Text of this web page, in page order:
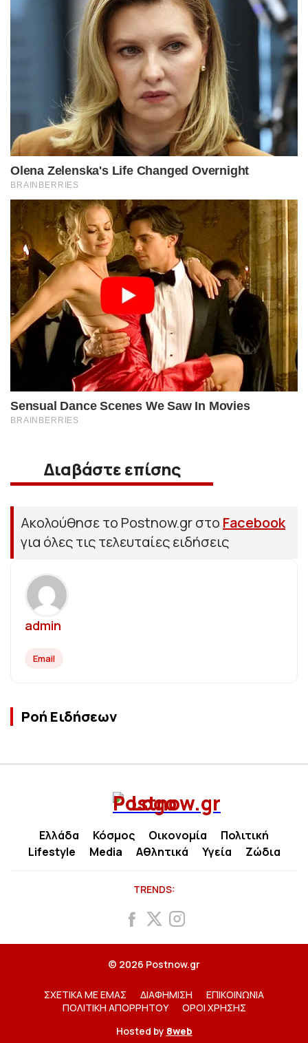
Διαβάστε επίσης
Ακολούθησε το Postnow.gr στο Facebook
για όλες τις τελευταίες ειδήσεις
admin
Email
Ροή Ειδήσεων
Ελλάδα Κόσμος Οικονομία
Πολιτική
Lifestyle
Media Αθλητικά Υγεία Ζώδια
TRENDS:
© 2026 Postnow.gr
ΣΧΕΤΙΚΑ ΜΕ ΕΜΑΣ ΔΙΑΦΗΜΙΣΗ
ΕΠΙΚΟΙΝΩΝΙΑ
ΠΟΛΙΤΙΚΗ ΑΠΟΡΡΗΤΟΥ
ΟΡΟΙ ΧΡΗΣΗΣ
Hosted by 8web